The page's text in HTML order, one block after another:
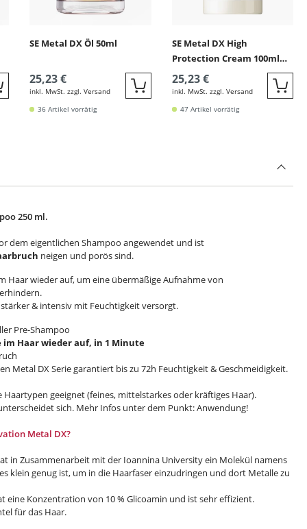
SE Metal DX Öl 50ml
25,23 €
inkl. MwSt. zzgl. Versand Quickbuy
36 Artikel vorrätig
SE Metal DX High
Protection Cream 100ml
(Leave-in mit Hitzeschutz)
25,23 €
inkl. MwSt. zzgl. Versand
47 Artikel vorrätig
250 ml.
dem eigentlichen Shampoo angewendet und ist
neigen und porös sind.
Haar wieder auf, um eine übermäßige Aufnahme von
& intensiv mit Feuchtigkeit versorgt.
Pre-Shampoo
Haar wieder auf, in 1 Minute
Metal DX Serie garantiert bis zu 72h Feuchtigkeit & Geschmeidigkeit.
Haartypen geeignet (feines, mittelstarkes oder kräftiges Haar).
sich. Mehr Infos unter dem Punkt: Anwendung!
Metal DX?
in Zusammenarbeit mit der Ioannina University ein Molekül namens
klein genug ist, um in die Haarfaser einzudringen und dort Metalle zu
eine Konzentration von 10 % Glicoamin und ist sehr effizient.
für das Haar.